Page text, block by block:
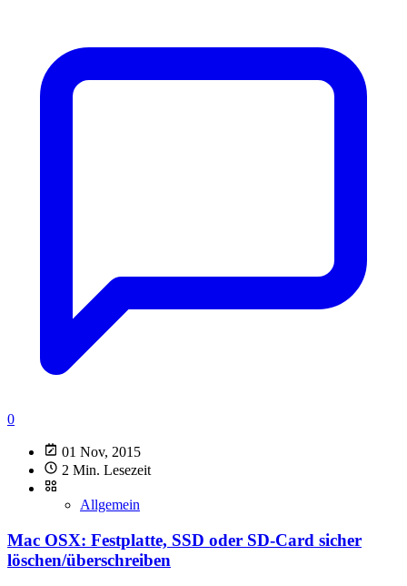
0
01 Nov, 2015
2 Min. Lesezeit
Allgemein
Mac OSX: Festplatte, SSD oder SD-Card sicher
löschen/überschreiben